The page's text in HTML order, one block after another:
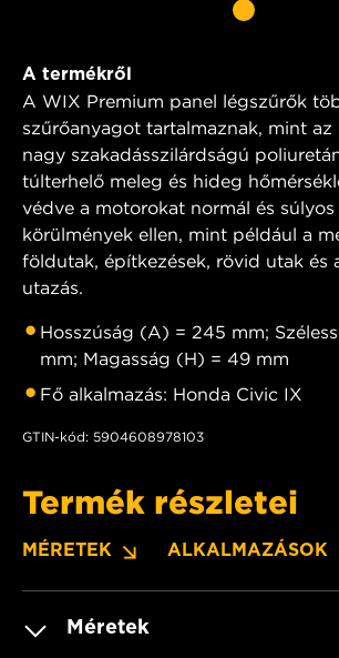
A termékről
A WIX Premium panel légszűrők
szűrőanyagot tartalmaznak, mint az
nagy szakadásszilárdságú
túlterhelő meleg és hideg
védve a motorokat normál és súlyos
körülmények ellen, mint például a
földutak, építkezések, rövid utak és
utazás.
Hosszúság (A) = 245 mm;
mm; Magasság (H) = 49 mm
Fő alkalmazás: Honda Civic IX
GTIN-kód: 5904608978103
Termék részletei
MÉRETEK ALKALMAZÁSOK
Méretek